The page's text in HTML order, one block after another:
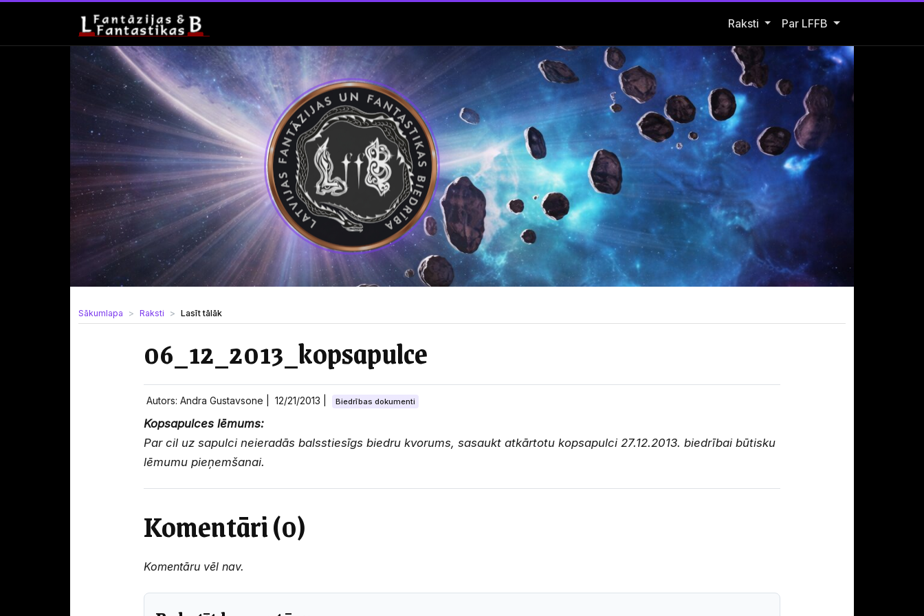
Raksti Open Raksti submenu
Par LFFB
Sākumlapa Raksti Lasīt tālāk
06_12_2013_kopsapulce
Autors: Andra Gustavsone | 12/21/2013 Biedrības dokumenti
Kopsapulces lēmums:
Par cil uz sapulci neieradās balsstiesīgs biedru kvorums, sasaukt atkārtotu kopsapulci 27.12.2013. biedrībai būtisku
lēmumu pieņemšanai.
Komentāri (0)
Komentāru vēl nav.